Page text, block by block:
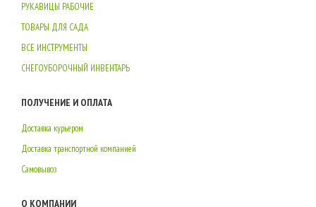
РУКАВИЦЫ РАБОЧИЕ
ТОВАРЫ ДЛЯ САДА
ВСЕ ИНСТРУМЕНТЫ
СНЕГОУБОРОЧНЫЙ ИНВЕНТАРЬ
ПОЛУЧЕНИЕ И ОПЛАТА
Доставка курьером
Доставка транспортной компанией
Самовывоз
О КОМПАНИИ